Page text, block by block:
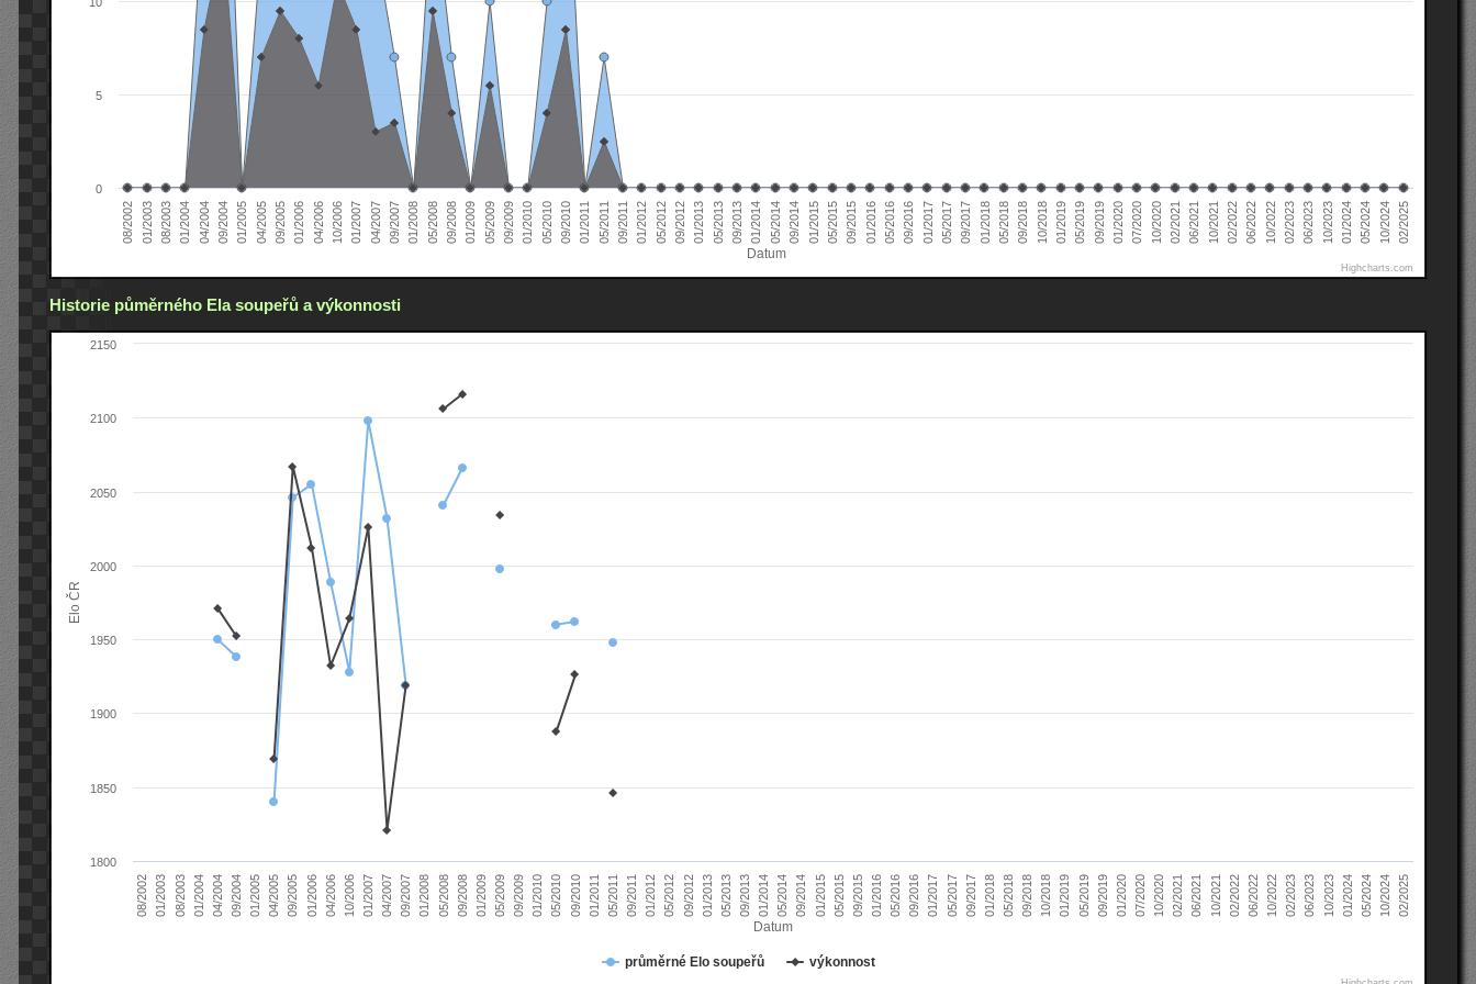
Datum
08/2002 01/2003 08/2003 01/2004 04/2004 09/2004 01/2005 04/2005 09/2005 01/2006 04/2006 10/2006 01/2007 04/2007 09/2007 01/2008 05/2008 09/2008 01/2009 05/2009 09/2009 01/2010 05/2010 09/2010 01/2011 05/2011 09/2011 01/2012 05/2012 09/2012 01/2013 05/2013 09/2013 01/2014 05/2014 09/2014 01/2015 05/2015 09/2015 01/2016 05/2016 09/2016 01/2017 05/2017 09/2017 01/2018 05/2018 09/2018 10/2018 01/2019 05/2019 09/2019 01/2020 07/2020 10/2020 02/2021 06/2021 10/2021 02/2022 06/2022 10/2022 02/2023 06/2023 10/2023 01/2024 05/2024 10/2024 02/2025
0
5
Highcharts.com
Historie půměrného Ela soupeřů a výkonnosti
Datum
Elo ČR
průměrné Elo soupeřů výkonnost
08/2002 01/2003 08/2003 01/2004 04/2004 09/2004 01/2005 04/2005 09/2005 01/2006 04/2006 10/2006 01/2007 04/2007 09/2007 01/2008 05/2008 09/2008 01/2009 05/2009 09/2009 01/2010 05/2010 09/2010 01/2011 05/2011 09/2011 01/2012 05/2012 09/2012 01/2013 05/2013 09/2013 01/2014 05/2014 09/2014 01/2015 05/2015 09/2015 01/2016 05/2016 09/2016 01/2017 05/2017 09/2017 01/2018 05/2018 09/2018 10/2018 01/2019 05/2019 09/2019 01/2020 07/2020 10/2020 02/2021 06/2021 10/2021 02/2022 06/2022 10/2022 02/2023 06/2023 10/2023 01/2024 05/2024 10/2024 02/2025
1800
1850
1900
1950
2000
2050
2100
2150